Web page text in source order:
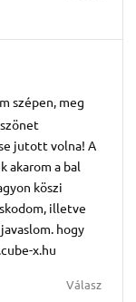
szépen, meg
jutott volna! A
akarom a bal
köszi
illetve
hogy
x.hu
Válasz